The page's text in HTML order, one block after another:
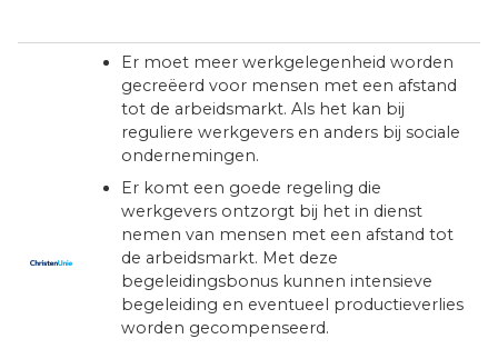
Er moet meer werkgelegenheid worden
gecreëerd voor mensen met een afstand
tot de arbeidsmarkt. Als het kan bij
reguliere werkgevers en anders bij sociale
ondernemingen.
Er komt een goede regeling die
werkgevers ontzorgt bij het in dienst
nemen van mensen met een afstand tot
de arbeidsmarkt. Met deze
begeleidingsbonus kunnen intensieve
begeleiding en eventueel productieverlies
worden gecompenseerd.